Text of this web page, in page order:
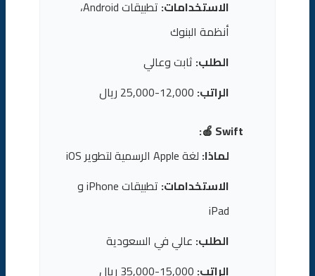
الاستخدامات:
تطبيقات Android،
أنظمة البنوك
الطلب: ثابت وعالي
الراتب:
Swift 🍎:
لماذا: لغة Apple الرسمية لتطوير iOS
الاستخدامات:
تطبيقات iPhone و
iPad
الطلب: عالي في السعودية
الراتب: